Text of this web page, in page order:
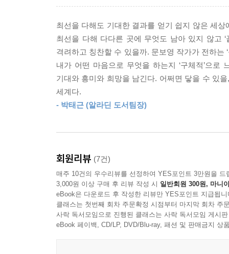
사랑받으면 장땡이지, 하는 생각으로. 시나 일기,
인 동시에 ‘네가 나를 알아볼 리 없다’는, 타인의
줄 모르고, 진지한 관계를 두려워하지? 넌 왜 왜
--- p.61-62
픽션 일기) 은행 일기 1
그런데 꿈에서 무도수는 나와의 대화를 거부하
모습을 내게 보여 주려고 애쓰는 것 같았고, 나는
--- p.83-84
우리가 원하는 불행은 절대 안 줘
이따금 나는 거래 기도를 한다. 내 정신이 허락하
대 견디지 못할 불행 하나만 빼고 나머지는 괜찮
최선을 다해도 기대한 결과를 얻기 쉽지 않은 세상
최선을 다해 다다른 곳에 무엇도 남아 있지 않고
격려하고 칭찬할 수 있을까. 문보영 작가가 전하는
내가 어떤 마음으로 무엇을 하는지 ‘구체적’으
기대와 흥미와 희망을 남긴다. 어쩌면 닿을 수 있
세계다.
- 박태근 (알라딘 도서팀장)
회원리뷰 (7건)
매주 10건의 우수리뷰를 선정하여 YES포인트 3만원을 드
3,000원 이상 구매 후 리뷰 작성 시 일반회원 300원, 마니
eBook은 다운로드 후 작성한 리뷰만 YES포인트 지급됩니
클래스는 첫번째 회차 주문확정 시점부터 마지막 회차 주
사락 독서모임으로 진행된 클래스는 사락 독서모임 게시
eBook 페이백, CD/LP, DVD/Blu-ray, 패션 및 판매금지 상